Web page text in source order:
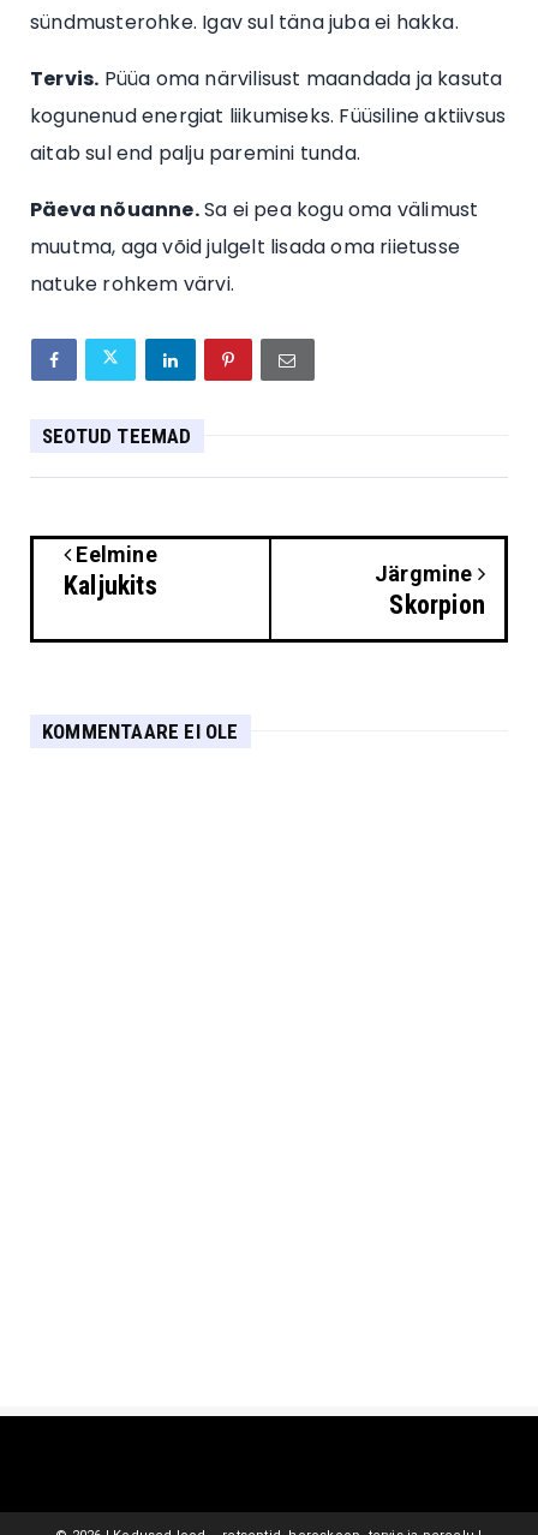
sündmusterohke. Igav sul täna juba ei hakka.
Tervis. Püüa oma närvilisust maandada ja kasuta
kogunenud energiat liikumiseks. Füüsiline aktiivsus
aitab sul end palju paremini tunda.
Päeva nõuanne.Sa ei pea kogu oma välimust
muutma, aga võid julgelt lisada oma riietusse
natuke rohkem värvi.
SEOTUD TEEMAD
Eelmine
Kaljukits Järgmine
Skorpion
KOMMENTAARE EI OLE